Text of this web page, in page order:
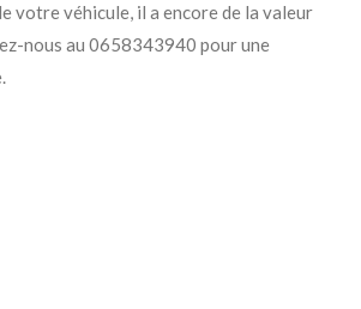
votre véhicule, il a encore de la valeur
nous au 0658343940 pour une